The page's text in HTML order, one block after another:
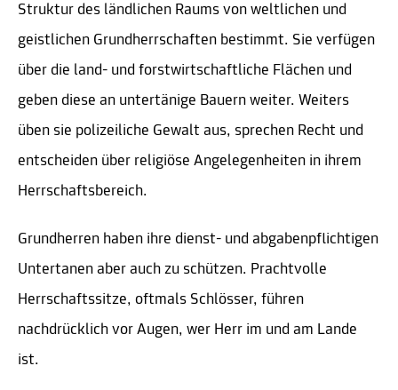
Struktur des ländlichen Raums von weltlichen und
geistlichen Grundherrschaften bestimmt. Sie verfügen
über die land- und forstwirtschaftliche Flächen und
geben diese an untertänige Bauern weiter. Weiters
üben sie polizeiliche Gewalt aus, sprechen Recht und
entscheiden über religiöse Angelegenheiten in ihrem
Herrschaftsbereich.
Grundherren haben ihre dienst- und abgabenpflichtigen
Untertanen aber auch zu schützen. Prachtvolle
Herrschaftssitze, oftmals Schlösser, führen
nachdrücklich vor Augen, wer Herr im und am Lande
ist.